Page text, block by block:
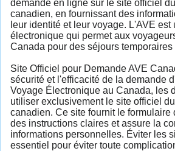
demande en ligne sur le site officiel
canadien, en fournissant des
leur identité et leur voyage. L'AVE est
électronique qui permet aux
Canada pour des séjours temporaires
Site Officiel pour Demande AVE
sécurité et l'efficacité de la demande
Voyage Électronique au Canada, les
utiliser exclusivement le site officiel
canadien. Ce site fournit le formulaire
des instructions claires et assure la
informations personnelles. Éviter les
essentiel pour éviter toute